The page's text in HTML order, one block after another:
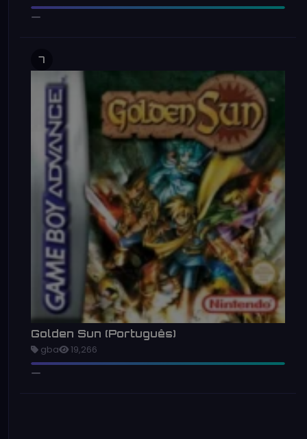
7
Golden Sun (Português)
gba 19,266